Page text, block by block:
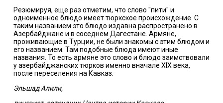
Резюмируя, еще раз отметим, что слово "пити" и
одноименное блюдо имеет тюркское происхождение. С
таким названием это блюдо издавна распространено в
Азербайджане и в соседнем Дагестане. Армяне,
проживающие в Турции, не были знакомы с этим блюдом и
его названием. Там подобные блюда имеют иные
названия. То есть армяне это слово и блюдо заимствовали
у азербайджанских тюрков именно вначале XIX века,
после переселения на Кавказ.
Эльшад Алили,